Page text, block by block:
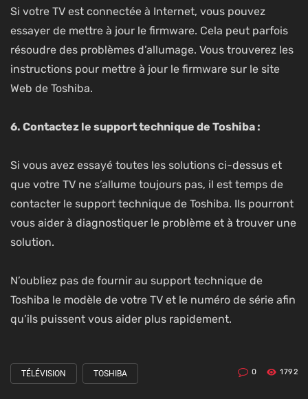
Si votre TV est connectée à Internet, vous pouvez
essayer de mettre à jour le firmware. Cela peut parfois
résoudre des problèmes d’allumage. Vous trouverez les
instructions pour mettre à jour le firmware sur le site
Web de Toshiba.
6. Contactez le support technique de Toshiba :
Si vous avez essayé toutes les solutions ci-dessus et
que votre TV ne s’allume toujours pas, il est temps de
contacter le support technique de Toshiba. Ils pourront
vous aider à diagnostiquer le problème et à trouver une
solution.
N’oubliez pas de fournir au support technique de
Toshiba le modèle de votre TV et le numéro de série afin
qu’ils puissent vous aider plus rapidement.
Tagged
TÉLÉVISION TOSHIBA 0 1792